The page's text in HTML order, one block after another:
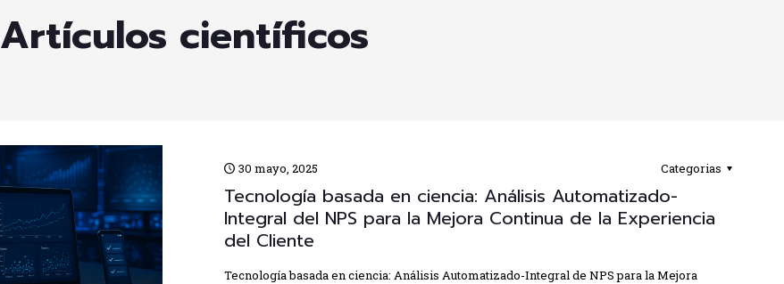
Artículos científicos
30 mayo, 2025 Categorias
Tecnología basada en ciencia: Análisis Automatizado-
Integral del NPS para la Mejora Continua de la Experiencia
del Cliente
Tecnología basada en ciencia: Análisis Automatizado-Integral de NPS para la Mejora